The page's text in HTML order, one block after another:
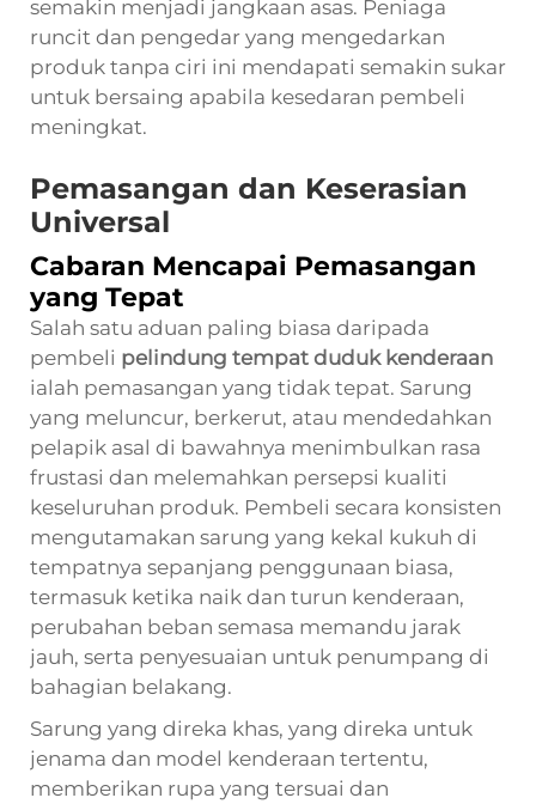
semakin menjadi jangkaan asas. Peniaga
runcit dan pengedar yang mengedarkan
produk tanpa ciri ini mendapati semakin sukar
untuk bersaing apabila kesedaran pembeli
meningkat.
Pemasangan dan Keserasian
Universal
Cabaran Mencapai Pemasangan
yang Tepat
Salah satu aduan paling biasa daripada
pembeli pelindung tempat duduk kenderaan
ialah pemasangan yang tidak tepat. Sarung
yang meluncur, berkerut, atau mendedahkan
pelapik asal di bawahnya menimbulkan rasa
frustasi dan melemahkan persepsi kualiti
keseluruhan produk. Pembeli secara konsisten
mengutamakan sarung yang kekal kukuh di
tempatnya sepanjang penggunaan biasa,
termasuk ketika naik dan turun kenderaan,
perubahan beban semasa memandu jarak
jauh, serta penyesuaian untuk penumpang di
bahagian belakang.
Sarung yang direka khas, yang direka untuk
jenama dan model kenderaan tertentu,
memberikan rupa yang tersuai dan